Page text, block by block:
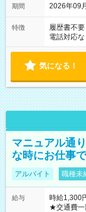
期間 2026年09
特徴 履歴書不要
電話対応な
気になる！
マニュアル通
な時にお仕事
アルバイト 職種未
給与
時給1,300
★交通費一部支給 時給1,300円～ ※試